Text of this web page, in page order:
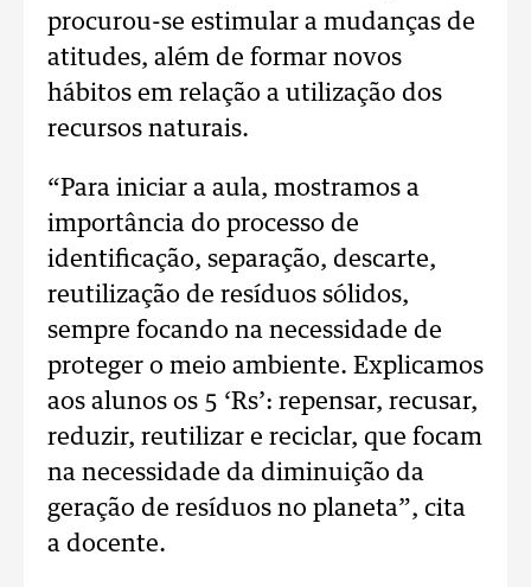
procurou-se estimular a mudanças de
atitudes, além de formar novos
hábitos em relação a utilização dos
recursos naturais.
“Para iniciar a aula, mostramos a
importância do processo de
identificação, separação, descarte,
reutilização de resíduos sólidos,
sempre focando na necessidade de
proteger o meio ambiente. Explicamos
aos alunos os 5 ‘Rs’: repensar, recusar,
reduzir, reutilizar e reciclar, que focam
na necessidade da diminuição da
geração de resíduos no planeta”, cita
a docente.